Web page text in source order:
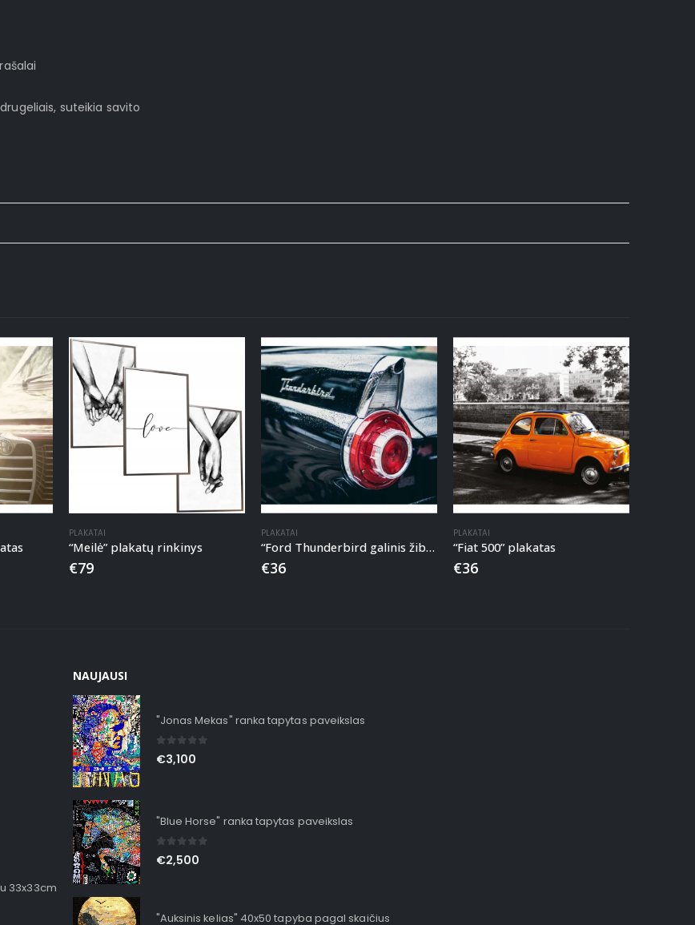
suteikia savito
PLAKATAI
“Meilė” plakatų rinkinys
€79
PLAKATAI
“Ford Thunderbird galinis žibintas” plakatas
€36
PLAKATAI
“Fiat 500” plakatas
€36
33x33cm
NAUJAUSI
"Jonas Mekas" ranka tapytas paveikslas
€3,100
"Blue Horse" ranka tapytas paveikslas
€2,500
"Auksinis kelias" 40x50 tapyba pagal skaičius